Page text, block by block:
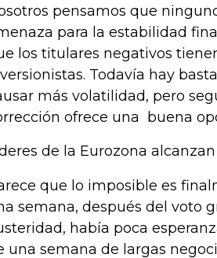
pensamos que
para la estabilidad
los titulares negativos
Todavía hay
más volatilidad, pero
ofrece una buena
de la Eurozona
que lo imposible es
semana, después del voto
había poca
una semana de largas